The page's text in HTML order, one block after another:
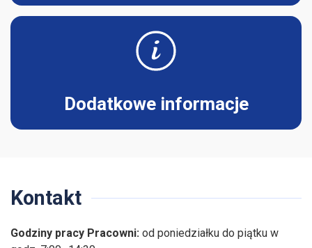
Dodatkowe informacje
Kontakt
Godziny pracy Pracowni: od poniedziałku do piątku w